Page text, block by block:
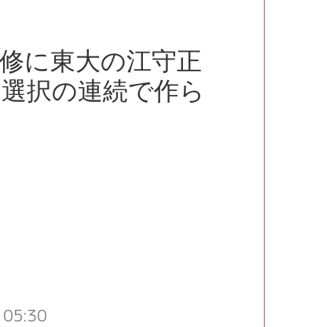
に東大の江守正
択の連続で作ら